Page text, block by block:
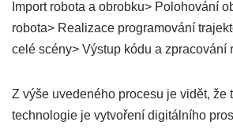
Import robota a obrobku> Polohování
robota> Realizace programování
celé scény> Výstup kódu a zpracování
Z výše uvedeného procesu je vidět, že
technologie je vytvoření digitálního